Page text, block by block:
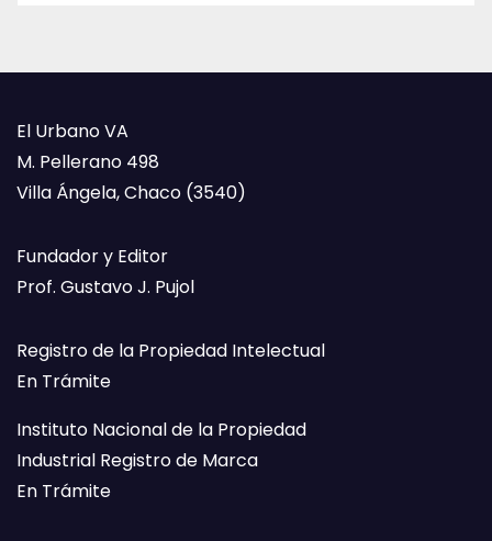
El Urbano VA
M. Pellerano 498
Villa Ángela, Chaco (3540)
Fundador y Editor
Prof. Gustavo J. Pujol
Registro de la Propiedad Intelectual
En Trámite
Instituto Nacional de la Propiedad
Industrial Registro de Marca
En Trámite